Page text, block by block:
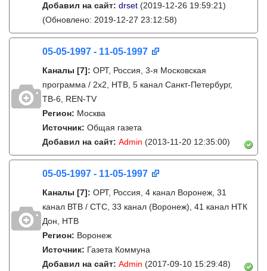
Добавил на сайт: drset (2019-12-26 19:59:21)
(Обновлено: 2019-12-27 23:12:58)
05-05-1997 - 11-05-1997
Каналы [7]: ОРТ, Россия, 3-я Московская
программа / 2x2, НТВ, 5 канал Санкт-Петербург,
ТВ-6, REN-TV
Регион: Москва
Источник: Общая газета
Добавил на сайт: Admin (2013-11-20 12:35:00)
05-05-1997 - 11-05-1997
Каналы [7]: ОРТ, Россия, 4 канал Воронеж, 31
канал ВТВ / СТС, 33 канал (Воронеж), 41 канал НТК
Дон, НТВ
Регион: Воронеж
Источник: Газета Коммуна
Добавил на сайт: Admin (2017-09-10 15:29:48)